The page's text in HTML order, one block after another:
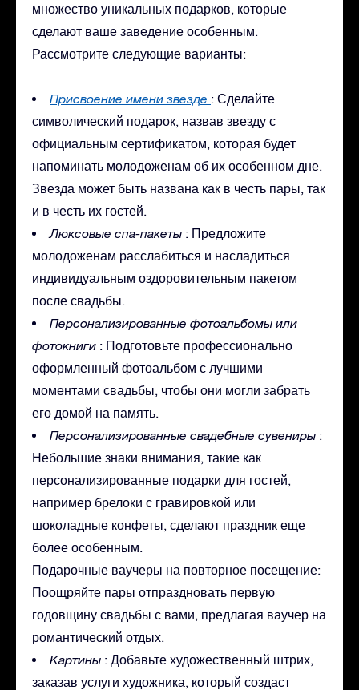
множество уникальных подарков, которые
сделают ваше заведение особенным.
Рассмотрите следующие варианты:
Присвоение имени звезде : Сделайте
символический подарок, назвав звезду с
официальным сертификатом, которая будет
напоминать молодоженам об их особенном дне.
Звезда может быть названа как в честь пары, так
и в честь их гостей.
Люксовые спа-пакеты : Предложите
молодоженам расслабиться и насладиться
индивидуальным оздоровительным пакетом
после свадьбы.
Персонализированные фотоальбомы или
фотокниги : Подготовьте профессионально
оформленный фотоальбом с лучшими
моментами свадьбы, чтобы они могли забрать
его домой на память.
Персонализированные свадебные сувениры :
Небольшие знаки внимания, такие как
персонализированные подарки для гостей,
например брелоки с гравировкой или
шоколадные конфеты, сделают праздник еще
более особенным.
Подарочные ваучеры на повторное посещение:
Поощряйте пары отпраздновать первую
годовщину свадьбы с вами, предлагая ваучер на
романтический отдых.
Картины : Добавьте художественный штрих,
заказав услуги художника, который создаст